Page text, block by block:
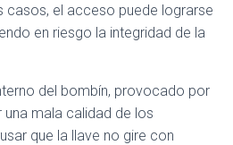
casos, el acceso puede lograrse
en riesgo la integridad de la
del bombín, provocado por
mala calidad de los
que la llave no gire con